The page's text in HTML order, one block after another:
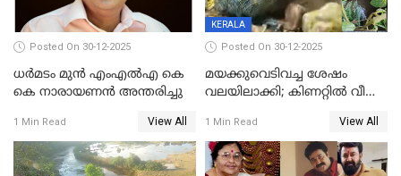
Posted On 30-12-2025
ധർമടം മുൻ എംഎല്‍എ കെ
കെ നാരായണന്‍ അന്തരിച്ചു
1 Min Read View All
KERALA
Posted On 30-12-2025
മയക്കുവെടിവച്ച ശേഷം
വലയിലാക്കി; കിണറ്റിൽ വീണ
1 Min Read View All